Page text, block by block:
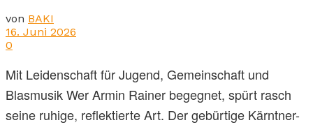
von BAKI
16. Juni 2026
0
Mit Leidenschaft für Jugend, Gemeinschaft und
Blasmusik Wer Armin Rainer begegnet, spürt rasch
seine ruhige, reflektierte Art. Der gebürtige Kärntner-